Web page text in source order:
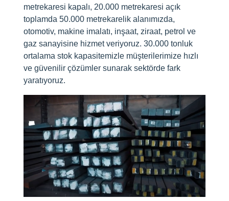
metrekaresi kapalı, 20.000 metrekaresi açık
toplamda 50.000 metrekarelik alanımızda,
otomotiv, makine imalatı, inşaat, ziraat, petrol ve
gaz sanayisine hizmet veriyoruz. 30.000 tonluk
ortalama stok kapasitemizle müşterilerimize hızlı
ve güvenilir çözümler sunarak sektörde fark
yaratıyoruz.